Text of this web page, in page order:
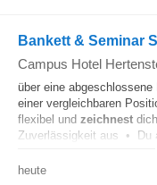
Bankett & Seminar
Campus Hotel
über eine
einer vergleichbaren
flexibel und zeichnest
Zuverlässigkeit aus • Du
heute